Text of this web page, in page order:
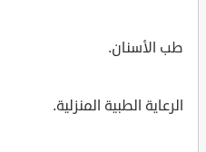
طب الأسنان.
الرعاية الطبية المنزلية.